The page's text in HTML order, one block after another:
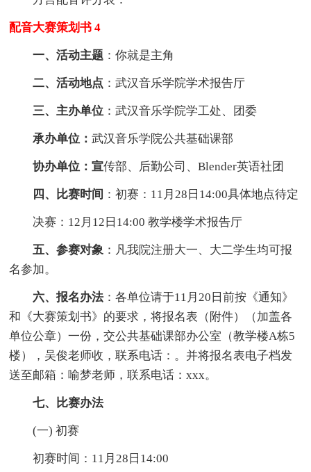
配音大赛策划书 4
一、活动主题 ：你就是主角
二、活动地点 ：武汉音乐学院学术报告厅
三、主办单位 ：武汉音乐学院学工处、团委
承办单位：武汉音乐学院公共基础课部
协办单位：宣传部、后勤公司、Blender英语社团
四、比赛时间 ：初赛：11月28日14:00具体地点待定
决赛：12月12日14:00 教学楼学术报告厅
五、参赛对象 ：凡我院注册大一、大二学生均可报
名参加。
六、报名办法 ：各单位请于11月20日前按《通知》
和《大赛策划书》的要求，将报名表（附件）（加盖各
单位公章）一份，交公共基础课部办公室（教学楼A栋5
楼），吴俊老师收，联系电话：。并将报名表电子档发
送至邮箱：喻梦老师，联系电话：xxx。
七、比赛办法
(一) 初赛
初赛时间：11月28日14:00